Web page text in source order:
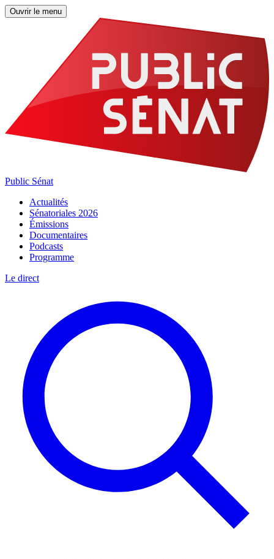
Ouvrir le menu
Public Sénat
Actualités
Sénatoriales 2026
Émissions
Documentaires
Podcasts
Programme
Le direct